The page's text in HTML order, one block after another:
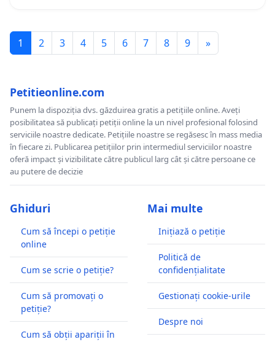
1 2 3 4 5 6 7 8 9 »
Petitieonline.com
Punem la dispoziția dvs. găzduirea gratis a petițiile online. Aveți
posibilitatea să publicați petiții online la un nivel profesional folosind
serviciile noastre dedicate. Petițiile noastre se regăsesc în mass media
în fiecare zi. Publicarea petițiilor prin intermediul serviciilor noastre
oferă impact și vizibilitate către publicul larg cât și către persoane ce
au putere de decizie
Ghiduri
Cum să începi o petiție
online
Cum se scrie o petiție?
Cum să promovați o
petiție?
Cum să obții apariții în
Mai multe
Inițiază o petiție
Politică de
confidențialitate
Gestionați cookie-urile
Despre noi